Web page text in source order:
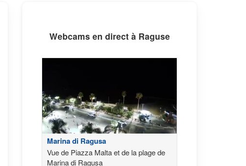
Webcams en direct à Raguse
Marina di Ragusa
Vue de Piazza Malta et de la plage de
Marina di Ragusa